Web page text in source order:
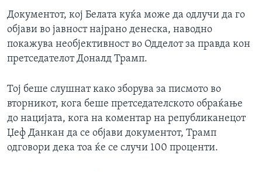
Документот, кој Белата куќа може да одлучи да го
објави во јавност најрано денеска, наводно
покажува необјективност во Одделот за правда кон
претседателот Доналд Трамп.
Тој беше слушнат како зборува за писмото во
вторникот, кога беше претседателското обраќање
до нацијата, кога на коментар на републиканецот
Џеф Данкан да се објави документот, Трамп
одговори дека тоа ќе се случи 100 проценти.